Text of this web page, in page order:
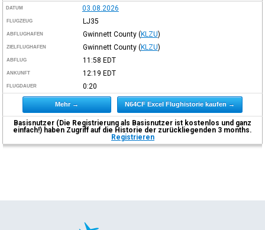
DATUM 03.08.2026
FLUGZEUG LJ35
ABFLUGHAFEN Gwinnett County (KLZU)
ZIELFLUGHAFEN Gwinnett County (KLZU)
ABFLUG 11:58 EDT
ANKUNFT 12:19 EDT
FLUGDAUER 0:20
Mehr → N64CF Excel Flughistorie kaufen →
Basisnutzer (Die Registrierung als Basisnutzer ist kostenlos und ganz
einfach!) haben Zugriff auf die Historie der zurückliegenden 3 months.
Registrieren